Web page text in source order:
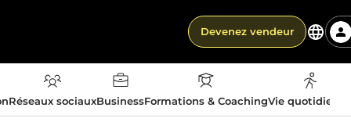
Devenez vendeur
Réseaux sociauxBusinessFormations & CoachingVie